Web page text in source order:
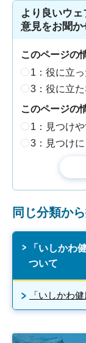
より良いウ
意見をお聞か
このページの
1：役に立っ
3：役に立
このページの
1：見つけ
3：見つけ
同じ分類か
「いしかわ
ついて
「いしかわ